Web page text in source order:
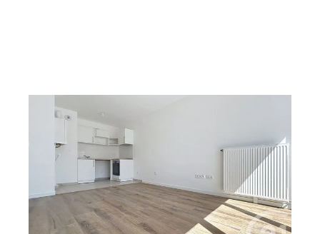
PROVINS 77
, 2 pièces
Ref : 50465
Appartement T2 à louer
735 €
par mois charges comprises
Visiter le site dédié